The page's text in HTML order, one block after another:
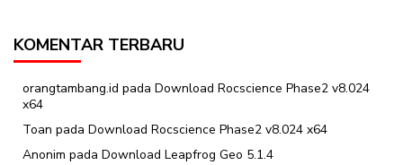
KOMENTAR TERBARU
orangtambang.id pada Download Rocscience Phase2 v8.024
x64
Toan pada Download Rocscience Phase2 v8.024 x64
Anonim pada Download Leapfrog Geo 5.1.4